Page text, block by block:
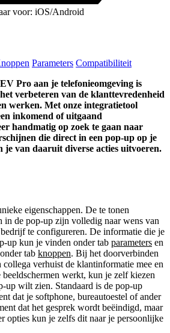
voor: iOS/Android
Parameters Compatibiliteit
Pro aan je telefonieomgeving is
verbeteren van de klanttevredenheid
werken. Met onze integratietool
inkomend of uitgaand
handmatig op zoek te gaan naar
die direct in een pop-up op je
je van daaruit diverse acties uitvoeren.
eigenschappen. De te tonen
in de pop-up zijn volledig naar wens van
te configureren. De informatie die je
up kun je vinden onder tab parameters en
tab knoppen. Bij het doorverbinden
collega verhuist de klantinformatie mee en
beeldschermen werkt, kun je zelf kiezen
up wilt zien. Standaard is de pop-up
dat je softphone, bureautoestel of ander
dat het gesprek wordt beëindigd, maar
opties kun je zelfs dit naar je persoonlijke